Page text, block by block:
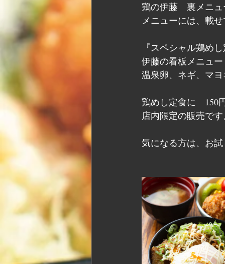
鶏の伊藤　裏メニ
メニューには、載
『スペシャル鶏め
伊藤の看板メニュ
温泉卵、ネギ、マ
鶏めし定食に　150
店内限定の販売で
気になる方は、お